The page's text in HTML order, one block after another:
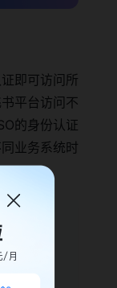
即可访问所
平台访问不
的身份认证
业务系统时